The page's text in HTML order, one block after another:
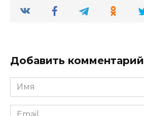
Добавить комментарий
Имя
*
Email